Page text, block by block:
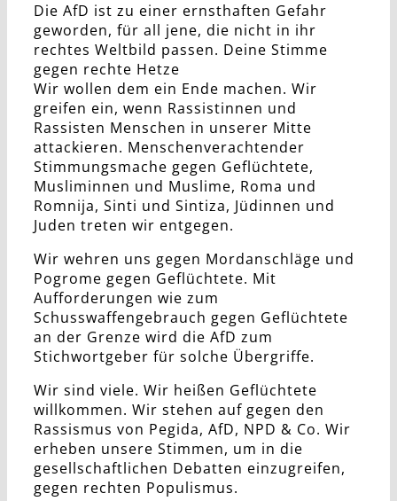
Die AfD ist zu einer ernsthaften Gefahr
geworden, für all jene, die nicht in ihr
rechtes Weltbild passen. Deine Stimme
gegen rechte Hetze
Wir wollen dem ein Ende machen. Wir
greifen ein, wenn Rassistinnen und
Rassisten Menschen in unserer Mitte
attackieren. Menschenverachtender
Stimmungsmache gegen Geflüchtete,
Musliminnen und Muslime, Roma und
Romnija, Sinti und Sintiza, Jüdinnen und
Juden treten wir entgegen.
Wir wehren uns gegen Mordanschläge und
Pogrome gegen Geflüchtete. Mit
Aufforderungen wie zum
Schusswaffengebrauch gegen Geflüchtete
an der Grenze wird die AfD zum
Stichwortgeber für solche Übergriffe.
Wir sind viele. Wir heißen Geflüchtete
willkommen. Wir stehen auf gegen den
Rassismus von Pegida, AfD, NPD & Co. Wir
erheben unsere Stimmen, um in die
gesellschaftlichen Debatten einzugreifen,
gegen rechten Populismus.